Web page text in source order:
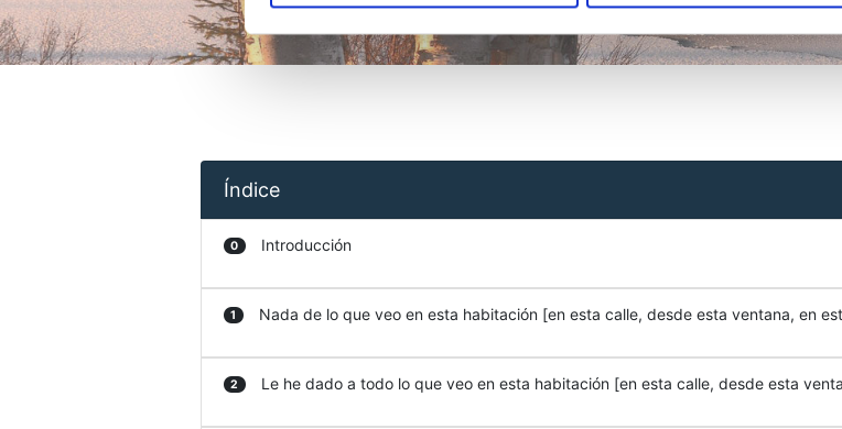
Índice
0 Introducción
1 Nada de lo que veo en esta habitación [en esta calle, desde esta ventana, en
2 Le he dado a todo lo que veo en esta habitación [en esta calle, desde esta